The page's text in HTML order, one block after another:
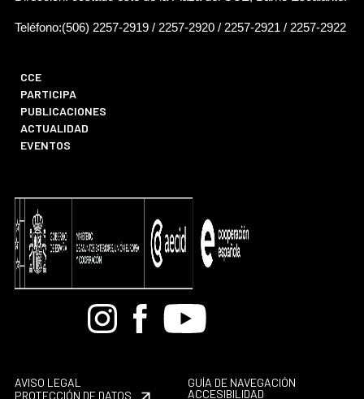
Teléfono:(506) 2257-2919 / 2257-2920 / 2257-2921 / 2257-2922
CCE
PARTICIPA
PUBLICACIONES
ACTUALIDAD
EVENTOS
BandcampInstagramFacebook
Youtube
AVISO LEGAL
PROTECCIÓN DE DATOS
GUÍA DE NAVEGACIÓN
ACCESIBILIDAD